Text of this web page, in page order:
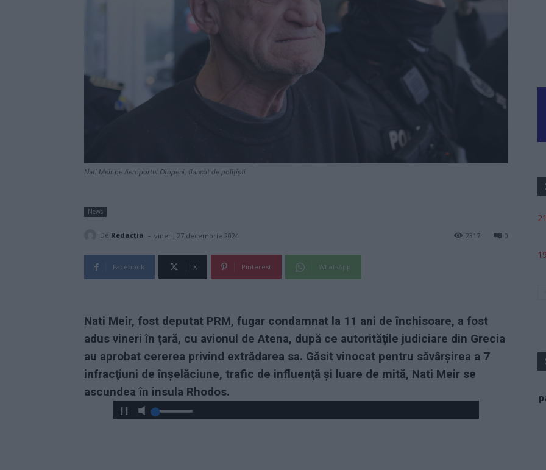
Nati Meir pe Aeroportul Otopeni, flancat de polițiști
News
De Redacţia - vineri, 27 decembrie 2024 0
2317
Facebook X Pinterest WhatsApp
Nati Meir, fost deputat PRM, fugar condamnat la 11 ani de închisoare, a fost
adus vineri în ţară, cu avionul de Atena, după ce autorităţile judiciare din Grecia
au aprobat cererea privind extrădarea sa. Găsit vinocat pentru săvârşirea a 7
infracţiuni de înşelăciune, trafic de influenţă şi luare de mită, Nati Meir se
ascundea în insula Rhodos.